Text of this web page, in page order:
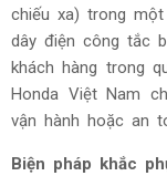
chiếu xa) trong
dây điện công tắc
khách hàng trong
Honda Việt Nam
vận hành hoặc an
Biện pháp khắc